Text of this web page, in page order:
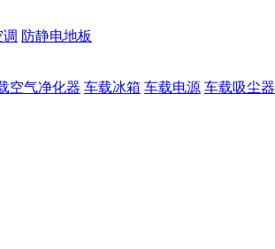
防静电地板
空气净化器 车载冰箱 车载电源 车载吸尘器